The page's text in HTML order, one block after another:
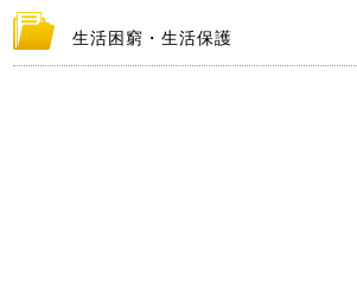
生活困窮・生活保護